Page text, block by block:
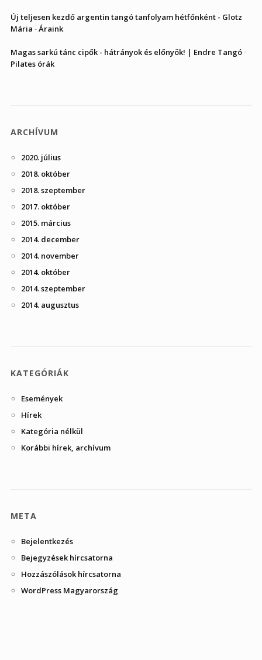
Új teljesen kezdő argentin tangó tanfolyam hétfőnként - Glotz
Mária -Áraink
Magas sarkú tánc cipők - hátrányok és előnyök! | Endre Tangó-
Pilates órák
ARCHÍVUM
2020. július
2018. október
2018. szeptember
2017. október
2015. március
2014. december
2014. november
2014. október
2014. szeptember
2014. augusztus
KATEGÓRIÁK
Események
Hírek
Kategória nélkül
Korábbi hírek, archívum
META
Bejelentkezés
Bejegyzések hírcsatorna
Hozzászólások hírcsatorna
WordPress Magyarország